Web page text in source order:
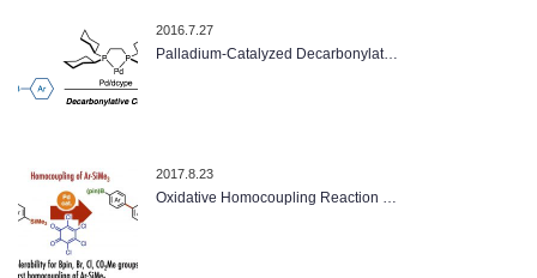
2016.7.27
Palladium-Catalyzed Decarbonylat…
2017.8.23
Oxidative Homocoupling Reaction …